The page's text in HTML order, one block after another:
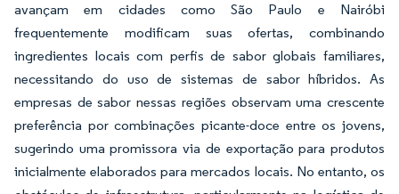
avançam em cidades como São Paulo e Nairóbi
frequentemente modificam suas ofertas, combinando
ingredientes locais com perfis de sabor globais familiares,
necessitando do uso de sistemas de sabor híbridos. As
empresas de sabor nessas regiões observam uma crescente
preferência por combinações picante-doce entre os jovens,
sugerindo uma promissora via de exportação para produtos
inicialmente elaborados para mercados locais. No entanto, os